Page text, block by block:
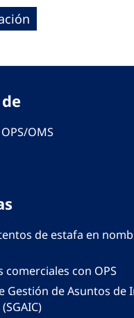
OMS
de estafa en
comerciales con OPS
Gestión de Asuntos de